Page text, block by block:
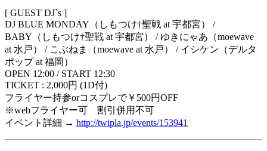
[ GUEST DJ`s ]
DJ BLUE MONDAY（しもつけ†聖戦 at 宇都宮） /
BABY（しもつけ†聖戦 at 宇都宮） / ゆきにゃあ（moewave
at 水戸） / こぶねま（moewave at 水戸） / イシケン（デルタ
ポップ at 福岡）
OPEN 12:00 / START 12:30
TICKET : 2,000円 (1D付)
フライヤー持参orコスプレで￥500円OFF
※webフライヤー可 割引併用不可
イベント詳細 → http://twipla.jp/events/153941